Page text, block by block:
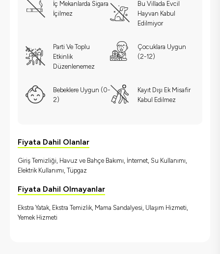
İç Mekanlarda Sigara
İçilmez
Bu Villada Evcil
Hayvan Kabul
Edilmiyor
Parti Ve Toplu
Etkinlik
Düzenlenemez
Çocuklara Uygun
(2-12)
Bebeklere Uygun (0-
2)
Kayıt Dışı Ek Misafir
Kabul Edilmez
Fiyata Dahil Olanlar
Giriş Temizliği, Havuz ve Bahçe Bakımı, İnternet, Su Kullanımı,
Elektrik Kullanımı, Tüpgaz
Fiyata Dahil Olmayanlar
Ekstra Yatak, Ekstra Temizlik, Mama Sandalyesi, Ulaşım Hizmeti,
Yemek Hizmeti